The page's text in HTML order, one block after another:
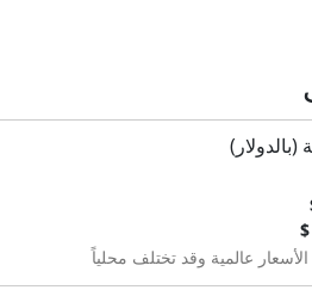
(بالدولار)
عالمية وقد تختلف محلياً